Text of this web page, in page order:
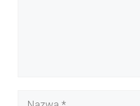
Nazwa